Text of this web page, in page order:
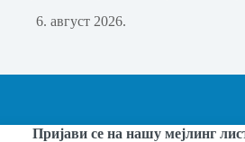
6. август 2026.
Пријави се на нашу мејлинг